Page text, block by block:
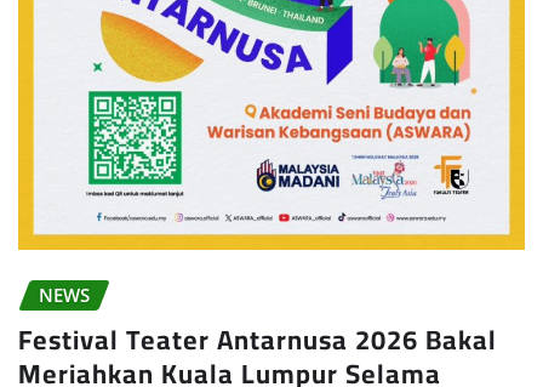
NEWS
Festival Teater Antarnusa 2026 Bakal
Meriahkan Kuala Lumpur Selama